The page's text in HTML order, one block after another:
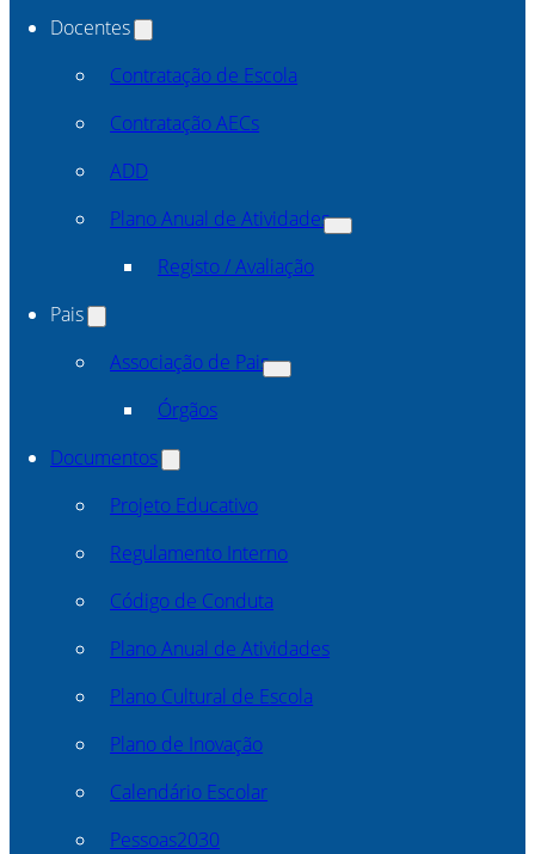
Docentes
Contratação de Escola
Contratação AECs
ADD
Plano Anual de Atividades
Registo / Avaliação
Pais
Associação de Pais
Órgãos
Documentos
Projeto Educativo
Regulamento Interno
Código de Conduta
Plano Anual de Atividades
Plano Cultural de Escola
Plano de Inovação
Calendário Escolar
Pessoas2030